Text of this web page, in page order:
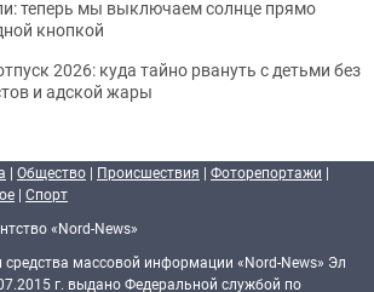
теперь мы выключаем солнце прямо
кнопкой
2026: куда тайно рвануть с детьми без
и адской жары
| Общество | Происшествия | Фоторепортажи |
| Спорт
«Nord-News»
средства массовой информации «Nord-News» Эл
г. выдано Федеральной службой по